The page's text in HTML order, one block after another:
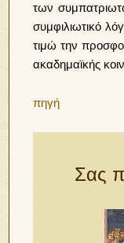
των
συμφιλιωτικό
τιμώ την
ακαδημαϊκής
πηγή
Σας